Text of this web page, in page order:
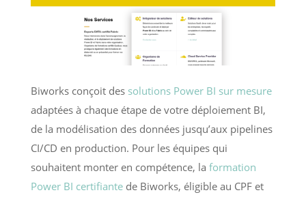
Biworks conçoit des solutions Power BI sur mesure
adaptées à chaque étape de votre déploiement BI,
de la modélisation des données jusqu’aux pipelines
CI/CD en production. Pour les équipes qui
souhaitent monter en compétence, la formation
Power BI certifiantede Biworks, éligible au CPF et